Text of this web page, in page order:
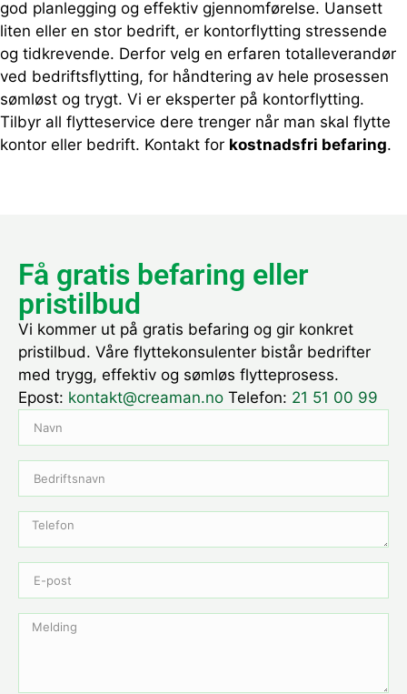
god planlegging og effektiv gjennomførelse. Uansett
liten eller en stor bedrift, er kontorflytting stressende
og tidkrevende. Derfor velg en erfaren totalleverandør
ved bedriftsflytting, for håndtering av hele prosessen
sømløst og trygt. Vi er eksperter på kontorflytting.
Tilbyr all flytteservice dere trenger når man skal flytte
kontor eller bedrift. Kontakt for kostnadsfri befaring.
Få gratis befaring eller
pristilbud
Vi kommer ut på gratis befaring og gir konkret
pristilbud. Våre flyttekonsulenter bistår bedrifter
med trygg, effektiv og sømløs flytteprosess.
Epost: kontakt@creaman.no Telefon: 21 51 00 99